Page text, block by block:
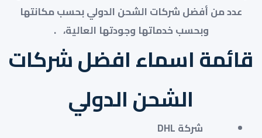
عدد من أفضل شركات الشحن الدولي بحسب مكانتها
وبحسب خدماتها وجودتها العالية، .
قائمة اسماء افضل شركات
الشحن الدولي
شركة DHL